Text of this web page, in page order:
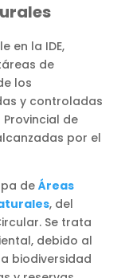
en la IDE,
de
los
y controladas
de
por el
deÁreas
, del
Se trata
debido al
biodiversidad